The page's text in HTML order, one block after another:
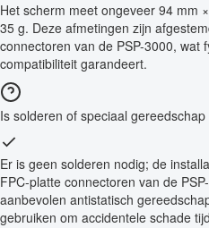
Het scherm meet ongeveer 94 mm
35 g. Deze afmetingen zijn
connectoren van de PSP-3000, wat
compatibiliteit garandeert.
Is solderen of speciaal
Er is geen solderen nodig; de
FPC-platte connectoren van de
aanbevolen antistatisch
gebruiken om accidentele schade